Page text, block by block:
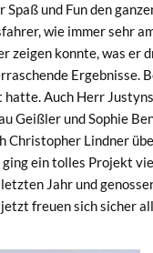
und Fun den
wie immer sehr
zeigen konnte, was er
Ergebnisse.
Auch Herr
Geißler und Sophie
Christopher Lindner
ein tolles Projekt
Jahr und
freuen sich sicher